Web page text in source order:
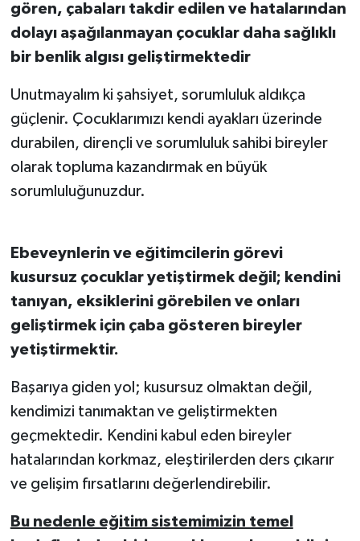
gören, çabaları takdir edilen ve hatalarından
dolayı aşağılanmayan çocuklar daha sağlıklı
bir benlik algısı geliştirmektedir
Unutmayalım ki şahsiyet, sorumluluk aldıkça
güçlenir. Çocuklarımızı kendi ayakları üzerinde
durabilen, dirençli ve sorumluluk sahibi bireyler
olarak topluma kazandırmak en büyük
sorumluluğunuzdur.
Ebeveynlerin ve eğitimcilerin görevi
kusursuz çocuklar yetiştirmek değil; kendini
tanıyan, eksiklerini görebilen ve onları
geliştirmek için çaba gösteren bireyler
yetiştirmektir.
Başarıya giden yol; kusursuz olmaktan değil,
kendimizi tanımaktan ve geliştirmekten
geçmektedir. Kendini kabul eden bireyler
hatalarından korkmaz, eleştirilerden ders çıkarır
ve gelişim fırsatlarını değerlendirebilir.
Bu nedenle eğitim sistemimizin temel